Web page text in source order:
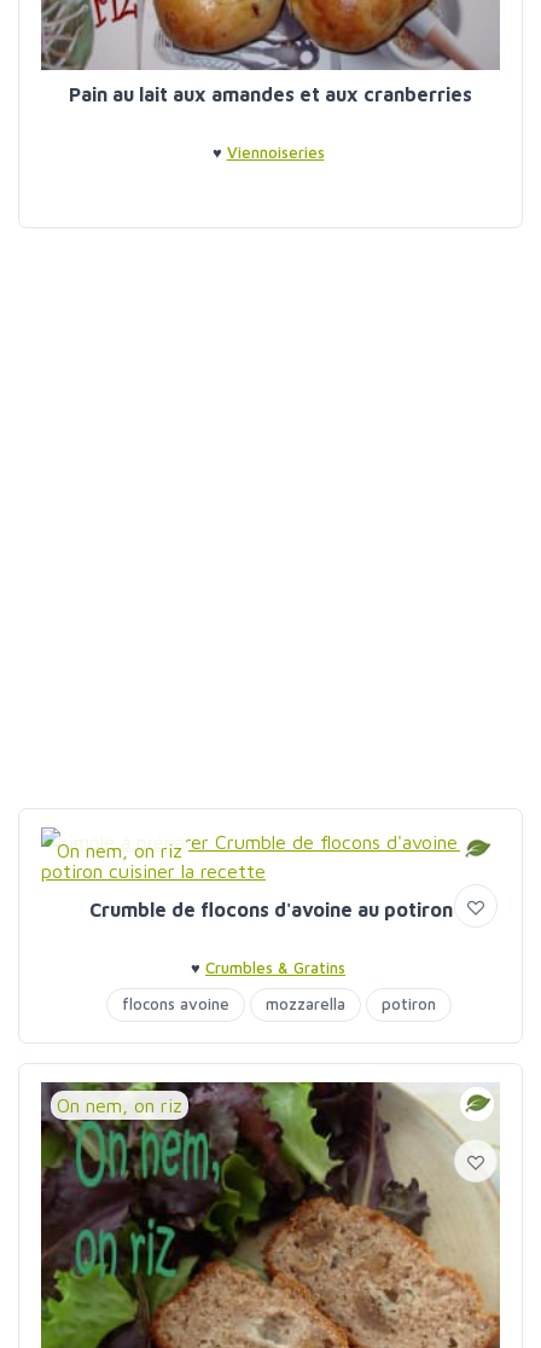
Pain au lait aux amandes et aux cranberries
♥ Viennoiseries
On nem, on riz
Crumble de flocons d'avoine au potiron
♥ Crumbles & Gratins
flocons avoine
mozzarella potiron
On nem, on riz